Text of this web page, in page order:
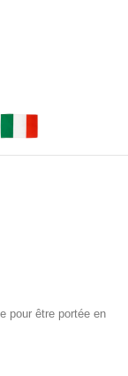
pour être portée en